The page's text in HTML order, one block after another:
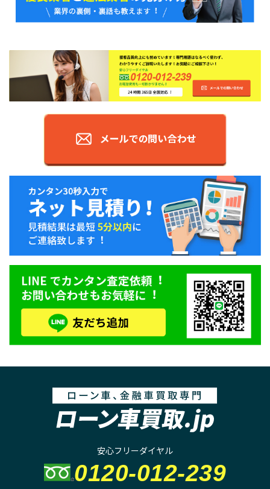
安心フリーダイヤル
0120-012-239